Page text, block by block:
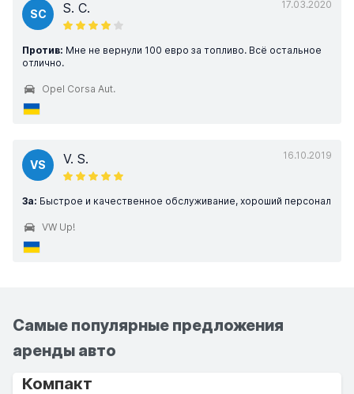
17.03.2020
SC S. C.
Против: Мне не вернули 100 евро за топливо. Всё остальное
отлично.
Opel Corsa Aut.
16.10.2019
VS V. S.
За: Быстрое и качественное обслуживание, хороший персонал
VW Up!
Самые популярные предложения
аренды авто
Компакт